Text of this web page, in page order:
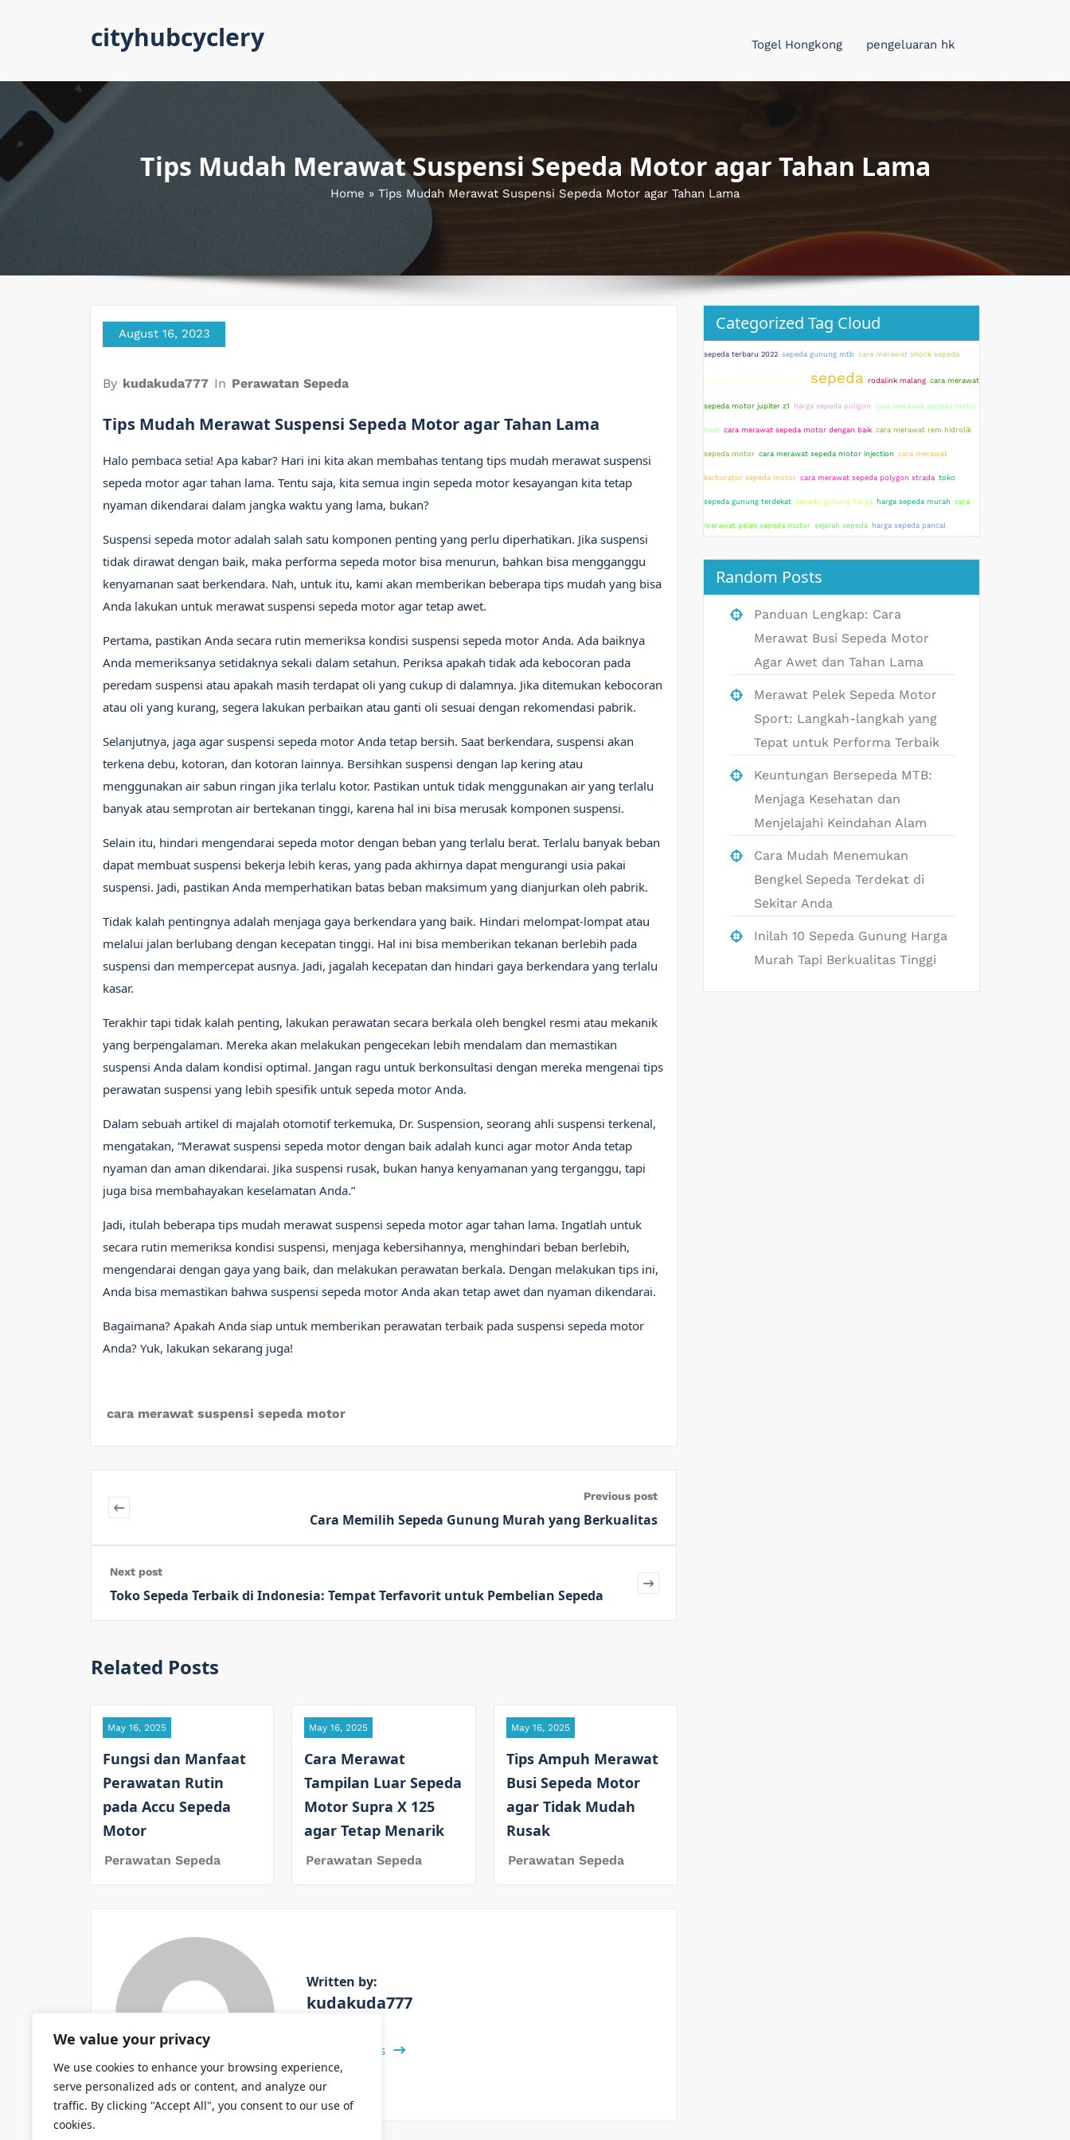
We value your privacy
We use cookies to enhance your browsing experience,
serve personalized ads or content, and analyze our
traffic. By clicking "Accept All", you consent to our use of
cookies.
cityhubcyclery Togel Hongkong pengeluaran hk
Tips Mudah Merawat Suspensi Sepeda Motor agar Tahan Lama
Home » Tips Mudah Merawat Suspensi Sepeda Motor agar Tahan Lama
August 16, 2023
By kudakuda777 In Perawatan Sepeda
Tips Mudah Merawat Suspensi Sepeda Motor agar Tahan Lama
Halo pembaca setia! Apa kabar? Hari ini kita akan membahas tentang tips mudah merawat suspensi
sepeda motor agar tahan lama. Tentu saja, kita semua ingin sepeda motor kesayangan kita tetap
nyaman dikendarai dalam jangka waktu yang lama, bukan?
Suspensi sepeda motor adalah salah satu komponen penting yang perlu diperhatikan. Jika suspensi
tidak dirawat dengan baik, maka performa sepeda motor bisa menurun, bahkan bisa mengganggu
kenyamanan saat berkendara. Nah, untuk itu, kami akan memberikan beberapa tips mudah yang bisa
Anda lakukan untuk merawat suspensi sepeda motor agar tetap awet.
Pertama, pastikan Anda secara rutin memeriksa kondisi suspensi sepeda motor Anda. Ada baiknya
Anda memeriksanya setidaknya sekali dalam setahun. Periksa apakah tidak ada kebocoran pada
peredam suspensi atau apakah masih terdapat oli yang cukup di dalamnya. Jika ditemukan kebocoran
atau oli yang kurang, segera lakukan perbaikan atau ganti oli sesuai dengan rekomendasi pabrik.
Selanjutnya, jaga agar suspensi sepeda motor Anda tetap bersih. Saat berkendara, suspensi akan
terkena debu, kotoran, dan kotoran lainnya. Bersihkan suspensi dengan lap kering atau
menggunakan air sabun ringan jika terlalu kotor. Pastikan untuk tidak menggunakan air yang terlalu
banyak atau semprotan air bertekanan tinggi, karena hal ini bisa merusak komponen suspensi.
Selain itu, hindari mengendarai sepeda motor dengan beban yang terlalu berat. Terlalu banyak beban
dapat membuat suspensi bekerja lebih keras, yang pada akhirnya dapat mengurangi usia pakai
suspensi. Jadi, pastikan Anda memperhatikan batas beban maksimum yang dianjurkan oleh pabrik.
Tidak kalah pentingnya adalah menjaga gaya berkendara yang baik. Hindari melompat-lompat atau
melalui jalan berlubang dengan kecepatan tinggi. Hal ini bisa memberikan tekanan berlebih pada
suspensi dan mempercepat ausnya. Jadi, jagalah kecepatan dan hindari gaya berkendara yang terlalu
kasar.
Terakhir tapi tidak kalah penting, lakukan perawatan secara berkala oleh bengkel resmi atau mekanik
yang berpengalaman. Mereka akan melakukan pengecekan lebih mendalam dan memastikan
suspensi Anda dalam kondisi optimal. Jangan ragu untuk berkonsultasi dengan mereka mengenai tips
perawatan suspensi yang lebih spesifik untuk sepeda motor Anda.
Dalam sebuah artikel di majalah otomotif terkemuka, Dr. Suspension, seorang ahli suspensi terkenal,
mengatakan, “Merawat suspensi sepeda motor dengan baik adalah kunci agar motor Anda tetap
nyaman dan aman dikendarai. Jika suspensi rusak, bukan hanya kenyamanan yang terganggu, tapi
juga bisa membahayakan keselamatan Anda.”
Jadi, itulah beberapa tips mudah merawat suspensi sepeda motor agar tahan lama. Ingatlah untuk
secara rutin memeriksa kondisi suspensi, menjaga kebersihannya, menghindari beban berlebih,
mengendarai dengan gaya yang baik, dan melakukan perawatan berkala. Dengan melakukan tips ini,
Anda bisa memastikan bahwa suspensi sepeda motor Anda akan tetap awet dan nyaman dikendarai.
Bagaimana? Apakah Anda siap untuk memberikan perawatan terbaik pada suspensi sepeda motor
Anda? Yuk, lakukan sekarang juga!
cara merawat suspensi sepeda motor
Previous post
Cara Memilih Sepeda Gunung Murah yang Berkualitas
Next post
Toko Sepeda Terbaik di Indonesia: Tempat Terfavorit untuk Pembelian Sepeda
Related Posts
May 16, 2025
Fungsi dan Manfaat
Perawatan Rutin
pada Accu Sepeda
Motor
Perawatan Sepeda
May 16, 2025
Cara Merawat
Tampilan Luar Sepeda
Motor Supra X 125
agar Tetap Menarik
Perawatan Sepeda
May 16, 2025
Tips Ampuh Merawat
Busi Sepeda Motor
agar Tidak Mudah
Rusak
Perawatan Sepeda
Written by:
kudakuda777
View All Posts
Categorized Tag Cloud
sepeda terbaru 2022 sepeda gunung mtb cara merawat shock sepeda cara
merawat busi sepeda motor sepeda rodalink malang cara merawat
sepeda motor jupiter z1 harga sepeda poligon cara merawat sepeda motor
beat cara merawat sepeda motor dengan baik cara merawat rem hidrolik
sepeda motor cara merawat sepeda motor injection cara merawat
karburator sepeda motor cara merawat sepeda polygon xtrada toko
sepeda gunung terdekat sepeda gunung harga harga sepeda murah cara
merawat pelek sepeda motor sejarah sepeda harga sepeda pancal
Random Posts
Panduan Lengkap: Cara
Merawat Busi Sepeda Motor
Agar Awet dan Tahan Lama
Merawat Pelek Sepeda Motor
Sport: Langkah-langkah yang
Tepat untuk Performa Terbaik
Keuntungan Bersepeda MTB:
Menjaga Kesehatan dan
Menjelajahi Keindahan Alam
Cara Mudah Menemukan
Bengkel Sepeda Terdekat di
Sekitar Anda
Inilah 10 Sepeda Gunung Harga
Murah Tapi Berkualitas Tinggi